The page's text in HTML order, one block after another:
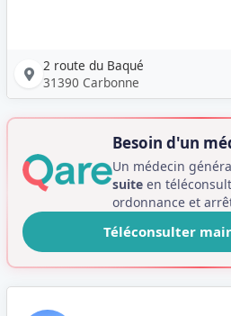
2 route du Baqué
31390 Carbonne
Besoin d'un
Un médecin
suite en
ordonnance et
Téléconsulter